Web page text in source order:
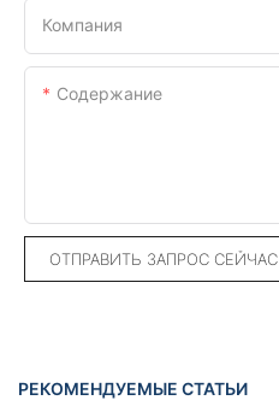
Компания
Содержание
ОТПРАВИТЬ ЗАПРОС СЕЙЧАС
РЕКОМЕНДУЕМЫЕ СТАТЬИ